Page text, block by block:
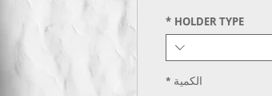
HOLDER TYPE
*
الكمية *